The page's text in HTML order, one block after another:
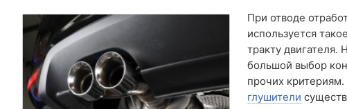
При отводе
используется
тракту
большой выбор
прочих
глушители